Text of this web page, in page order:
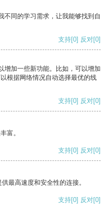
不同的学习需求，让我能够找到自
支持[0] 反对[0]
增加一些新功能。比如，可以增加
根据网络情况自动选择最优的线
支持[0] 反对[0]
富。
支持[0] 反对[0]
最高速度和安全性的连接。
支持[0] 反对[0]